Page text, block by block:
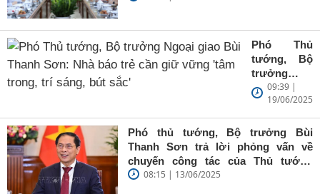
Phó Thủ
tướng, Bộ
trưởng
Ngoại giao
Bùi Thanh
Sơn: Nhà
báo trẻ cần
giữ vững
'tâm trong,
09:39 |
19/06/2025
Phó thủ tướng, Bộ trưởng Bùi
Thanh Sơn trả lời phỏng vấn về
chuyến công tác của Thủ tướng
Chính phủ đến Estonia, Pháp và
08:15 | 13/06/2025